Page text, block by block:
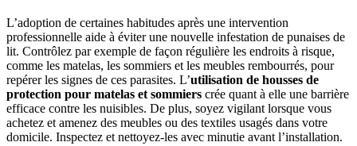
L’adoption de certaines habitudes après une intervention
professionnelle aide à éviter une nouvelle infestation de punaises de
lit. Contrôlez par exemple de façon régulière les endroits à risque,
comme les matelas, les sommiers et les meubles rembourrés, pour
repérer les signes de ces parasites. L’utilisation de housses de
protection pour matelas et sommiers crée quant à elle une barrière
efficace contre les nuisibles. De plus, soyez vigilant lorsque vous
achetez et amenez des meubles ou des textiles usagés dans votre
domicile. Inspectez et nettoyez-les avec minutie avant l’installation.